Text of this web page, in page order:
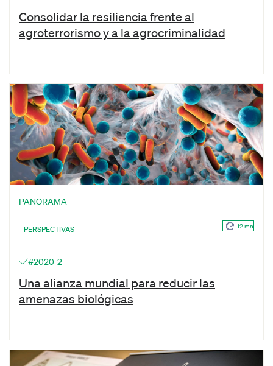
Consolidar la resiliencia frente al
agroterrorismo y a la agrocriminalidad
PANORAMA
PERSPECTIVAS 12 mn
#2020-2
Una alianza mundial para reducir las
amenazas biológicas